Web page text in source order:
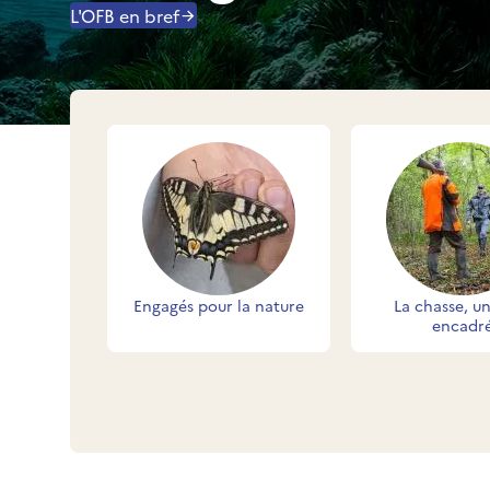
L'OFB en bref
Accès rapides
Engagés pour la nature
La chasse,